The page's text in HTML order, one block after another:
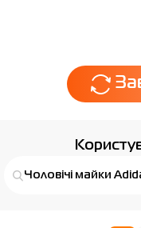
Чоловічі майки